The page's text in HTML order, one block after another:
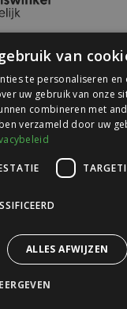
van
te personaliseren en
uw gebruik van onze
combineren met
verzameld door uw
ALLES AFWIJZEN